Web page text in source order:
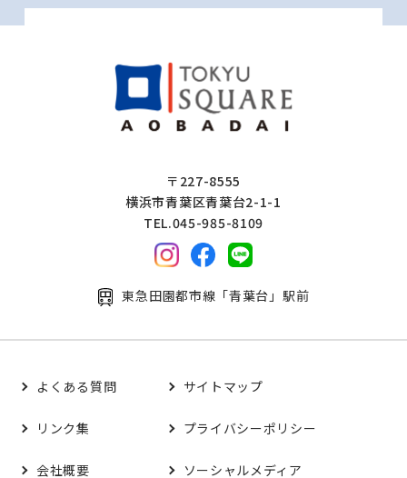
〒227-8555
横浜市青葉区青葉台2-1-1
TEL.045-985-8109
東急田園都市線「青葉台」駅前
よくある質問 サイトマップ
リンク集 プライバシーポリシー
会社概要 ソーシャルメディア